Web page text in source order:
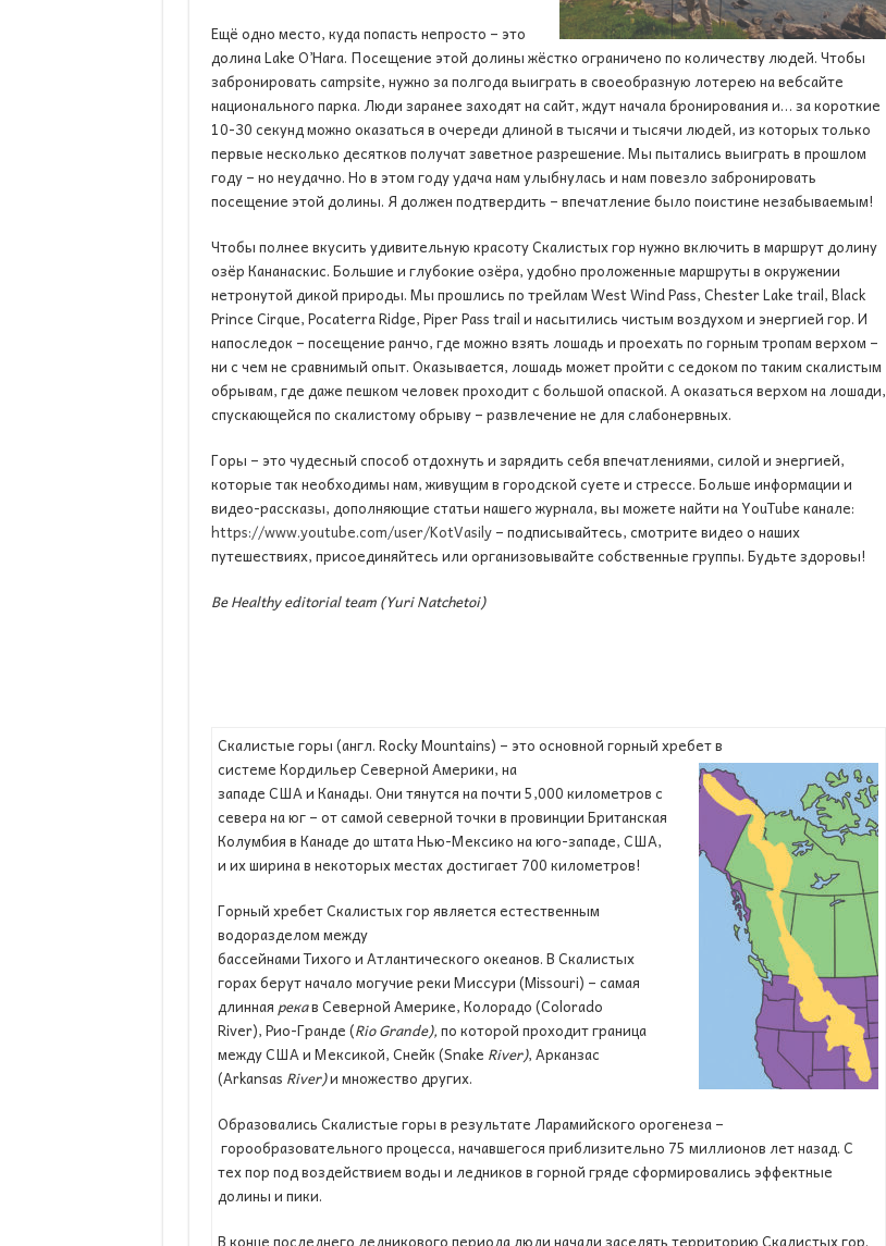
Ещё одно место, куда попасть непросто – это
долина Lake O’Hara. Посещение этой долины жёстко ограничено по количеству людей. Чтобы
забронировать campsite, нужно за полгода выиграть в своеобразную лотерею на вебсайте
национального парка. Люди заранее заходят на сайт, ждут начала бронирования и… за короткие
10-30 секунд можно оказаться в очереди длиной в тысячи и тысячи людей, из которых только
первые несколько десятков получат заветное разрешение. Мы пытались выиграть в прошлом
году – но неудачно. Но в этом году удача нам улыбнулась и нам повезло забронировать
посещение этой долины. Я должен подтвердить – впечатление было поистине незабываемым!
Чтобы полнее вкусить удивительную красоту Скалистых гор нужно включить в маршрут долину
озёр Кананаскис. Большие и глубокие озёра, удобно проложенные маршруты в окружении
нетронутой дикой природы. Мы прошлись по трейлам West Wind Pass, Chester Lake trail, Black
Prince Cirque, Pocaterra Ridge, Piper Pass trail и насытились чистым воздухом и энергией гор. И
напоследок – посещение ранчо, где можно взять лошадь и проехать по горным тропам верхом –
ни с чем не сравнимый опыт. Оказывается, лошадь может пройти с седоком по таким скалистым
обрывам, где даже пешком человек проходит с большой опаской. А оказаться верхом на лошади,
спускающейся по скалистому обрыву – развлечение не для слабонервных.
Горы – это чудесный способ отдохнуть и зарядить себя впечатлениями, силой и энергией,
которые так необходимы нам, живущим в городской суете и стрессе. Больше информации и
видео-рассказы, дополняющие статьи нашего журнала, вы можете найти на YouTube канале:
https://www.youtube.com/user/KotVasily– подписывайтесь, смотрите видео о наших
путешествиях, присоединяйтесь или организовывайте собственные группы. Будьте здоровы!
Be Healthy editorial team (Yuri Natchetoi)
Скалистые горы (англ. Rocky Mountains) – это основной горный хребет в
системе Кордильер Северной Америки, на
западе США и Канады. Они тянутся на почти 5,000 километров с
севера на юг – от самой северной точки в провинции Британская
Колумбия в Канаде до штата Нью-Мексико на юго-западе, США,
и их ширина в некоторых местах достигает 700 километров!
Горный хребет Скалистых гор является естественным
водоразделом между
бассейнами Тихого и Атлантического океанов. В Скалистых
горах берут начало могучие реки Миссури (Missouri) – самая
длинная рекав Северной Америке, Колорадо (Colorado
River), Рио-Гранде (Rio Grande),по которой проходит граница
между США и Мексикой, Снейк (Snake River), Арканзас
(Arkansas River)и множество других.
Образовались Скалистые горы в результате Ларамийского орогенеза –
горообразовательного процесса, начавшегося приблизительно 75 миллионов лет назад. С
тех пор под воздействием воды и ледников в горной гряде сформировались эффектные
долины и пики.
В конце последнего ледникового периода люди начали заселять территорию Скалистых гор.